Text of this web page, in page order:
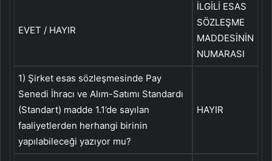
EVET / HAYIR
İLGİLİ ESAS
SÖZLEŞME
MADDESİNİN
NUMARASI
1) Şirket esas sözleşmesinde Pay
Senedi İhracı ve Alım-Satımı Standardı
(Standart) madde 1.1’de sayılan
faaliyetlerden herhangi birinin
yapılabileceği yazıyor mu?
HAYIR